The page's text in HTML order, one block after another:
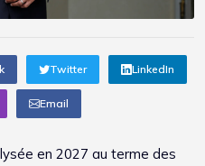
Twitter LinkedIn
Email
en 2027 au terme des